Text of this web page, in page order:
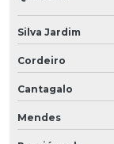
Silva Jardim
Cordeiro
Cantagalo
Mendes